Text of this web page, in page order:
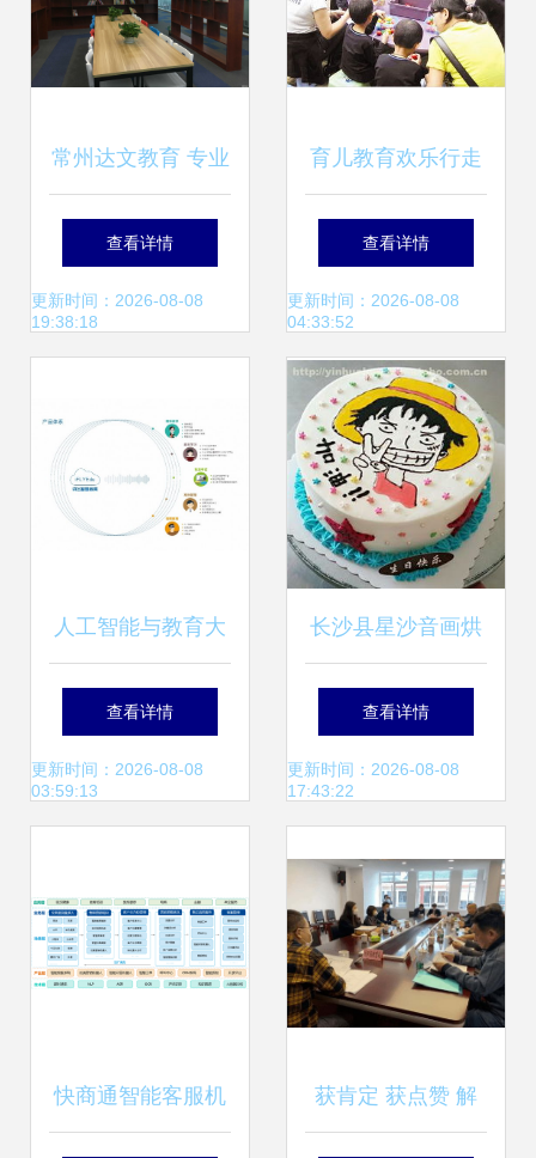
常州达文教育 专业
教育咨询服务的卓
越之选
查看详情
更新时间：2026-08-08
19:38:18
育儿教育欢乐行走
进湖里社区，为家
庭解锁教育新捷径
查看详情
更新时间：2026-08-08
04:33:52
人工智能与教育大
会 科大讯飞如何证
明AI技术在教育咨
查看详情
更新时间：2026-08-08
03:59:13
长沙县星沙音画烘
焙技术服务部 热卖
促销与教育咨询服
查看详情
更新时间：2026-08-08
17:43:22
快商通智能客服机 获肯定 获点赞 解